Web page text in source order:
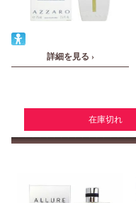
詳細を見る ›
在庫切れ